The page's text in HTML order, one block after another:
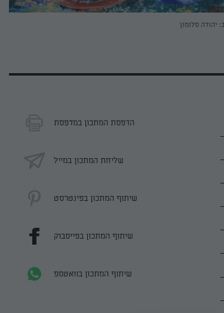
יהודה סלומון
הדפסת המתכון במדפסת
שליחת המתכון במייל
שיתוף המתכון בפינטרסט
שיתוף המתכון בפייסבוק
שיתוף המתכון בוואטספ